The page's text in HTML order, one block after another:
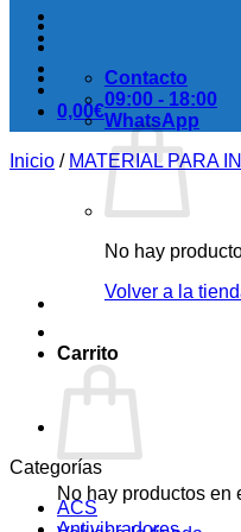
0,00€
No hay
Volver a la
Carrito
No hay productos en
Contacto
09:00 - 18:00
WhatsApp
Inicio / MATERIAL PARA
Categorías
ACS